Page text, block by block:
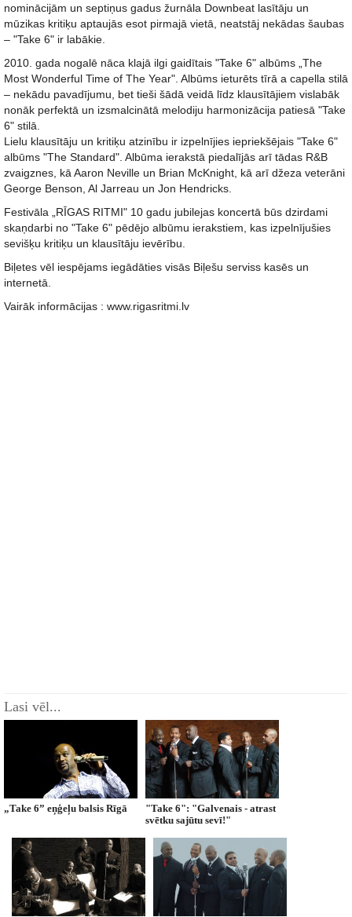
nominācijām un septiņus gadus žurnāla Downbeat lasītāju un
mūzikas kritiķu aptaujās esot pirmajā vietā, neatstāj nekādas šaubas
– "Take 6" ir labākie.
2010. gada nogalē nāca klajā ilgi gaidītais "Take 6" albūms „The
Most Wonderful Time of The Year". Albūms ieturēts tīrā a capella stilā
– nekādu pavadījumu, bet tieši šādā veidā līdz klausītājiem vislabāk
nonāk perfektā un izsmalcinātā melodiju harmonizācija patiesā "Take
6" stilā.
Lielu klausītāju un kritiķu atzinību ir izpelnījies iepriekšējais "Take 6"
albūms "The Standard". Albūma ierakstā piedalījās arī tādas R&B
zvaigznes, kā Aaron Neville un Brian McKnight, kā arī džeza veterāni
George Benson, Al Jarreau un Jon Hendricks.
Festivāla „RĪGAS RITMI" 10 gadu jubilejas koncertā būs dzirdami
skaņdarbi no "Take 6" pēdējo albūmu ierakstiem, kas izpelnījušies
sevišķu kritiķu un klausītāju ievērību.
Biļetes vēl iespējams iegādāties visās Biļešu serviss kasēs un
internetā.
Vairāk informācijas : www.rigasritmi.lv
Lasi vēl...
„Take 6” eņģeļu balsis Rīgā
"Take 6": "Galvenais - atrast
svētku sajūtu sevī!"